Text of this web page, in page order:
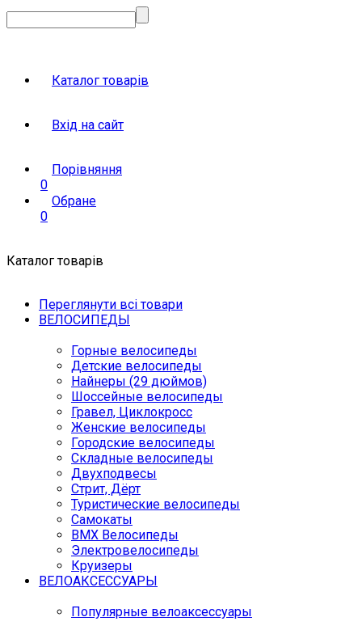
Каталог товарів
Вхід на сайт
Порівняння
0
Обране
0
Каталог товарів
Переглянути всі товари
ВЕЛОСИПЕДЫ
Горные велосипеды
Детские велосипеды
Найнеры (29 дюймов)
Шоссейные велосипеды
Гравел, Циклокросс
Женские велосипеды
Городcкие велосипеды
Складные велосипеды
Двухподвесы
Стрит, Дёрт
Туристические велосипеды
Самокаты
BMX Велосипеды
Электровелосипеды
Круизеры
ВЕЛОАКСЕССУАРЫ
Популярные велоаксессуары